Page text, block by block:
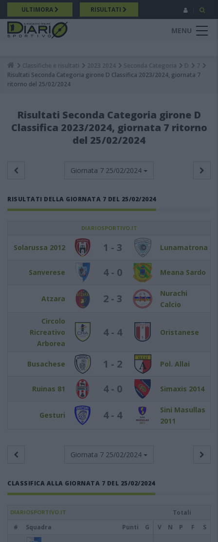
Salta
al
contenuto
principale
ULTIMORA RISULTATI
MENU
Breadcrumb
Classifiche e risultati 2023 2024 Seconda Categoria D
7
Risultati Seconda Categoria girone D Classifica 2023/2024, giornata 7
ritorno del 25/02/2024
Risultati Seconda Categoria girone D
Classifica 2023/2024, giornata 7 ritorno
del 25/02/2024
Giornata 7 25/02/2024
RISULTATI DELLA GIORNATA 7 DEL 25/02/2024
DIARIOSPORTIVO.IT
Solarussa 2012 1 - 3 Lunamatrona
Sanverese 4 - 0 Meana Sardo
Atzara 2 - 3
Nurachi
Calcio
Circolo
Ricreativo
Arborea
4 - 4 Oristanese
Busachese 1 - 2 Pol. Allai
Ruinas 81 4 - 0 Simaxis 2014
Gesturi 4 - 4
Sini Masullas
2011
Giornata 7 25/02/2024
CLASSIFICA ALLA GIORNATA 7 DEL 25/02/2024
DIARIOSPORTIVO.IT
Totali
#
Squadra Punti G V N P F S